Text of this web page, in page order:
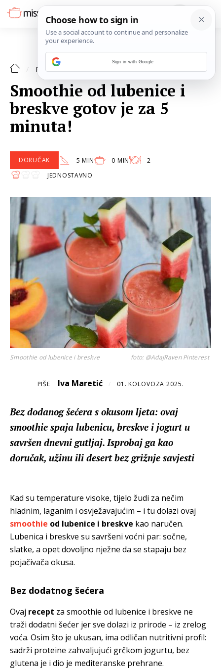
RECEPTI DORUČAK
Smoothie od lubenice i
breskve gotov je za 5
minuta!
DORUČAK 5 MIN 0 MIN
2
JEDNOSTAVNO
Smoothie od lubenice i breskve foto: @AdaJRaven Pinterest
PIŠE Iva Maretić / 01. KOLOVOZA 2025.
Bez dodanog šećera s okusom ljeta: ovaj
smoothie spaja lubenicu, breskve i jogurt u
savršen dnevni gutljaj. Isprobaj ga kao
doručak, užinu ili desert bez grižnje savjesti
Kad su temperature visoke, tijelo žudi za nečim
hladnim, laganim i osvježavajućim – i tu dolazi ovaj
smoothie od lubenice i breskve kao naručen.
Lubenica i breskve su savršeni voćni par: sočne,
slatke, a opet dovoljno nježne da se stapaju bez
pojačivača okusa.
Bez dodatnog šećera
Ovaj recept za smoothie od lubenice i breskve ne
traži dodatni šećer jer sve dolazi iz prirode – iz zrelog
voća. Osim što je ukusan, ima odličan nutritivni profil:
sadrži proteine zahvaljujući grčkom jogurtu, bez
glutena je i dio je mediteranske prehrane.
Sign in with Google